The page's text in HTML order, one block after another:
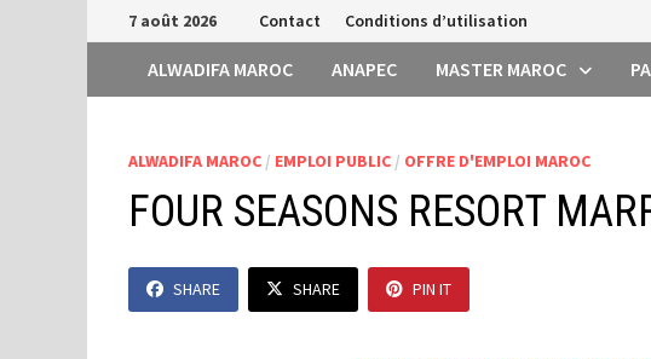
Passer
au
contenu
7 août 2026 Contact Conditions d’utilisation
ALWADIFA MAROC ANAPEC MASTER MAROC
ALWADIFA MAROC / EMPLOI PUBLIC / OFFRE D'EMPLOI MAROC
FOUR SEASONS RESORT
SHARE SHARE PIN IT